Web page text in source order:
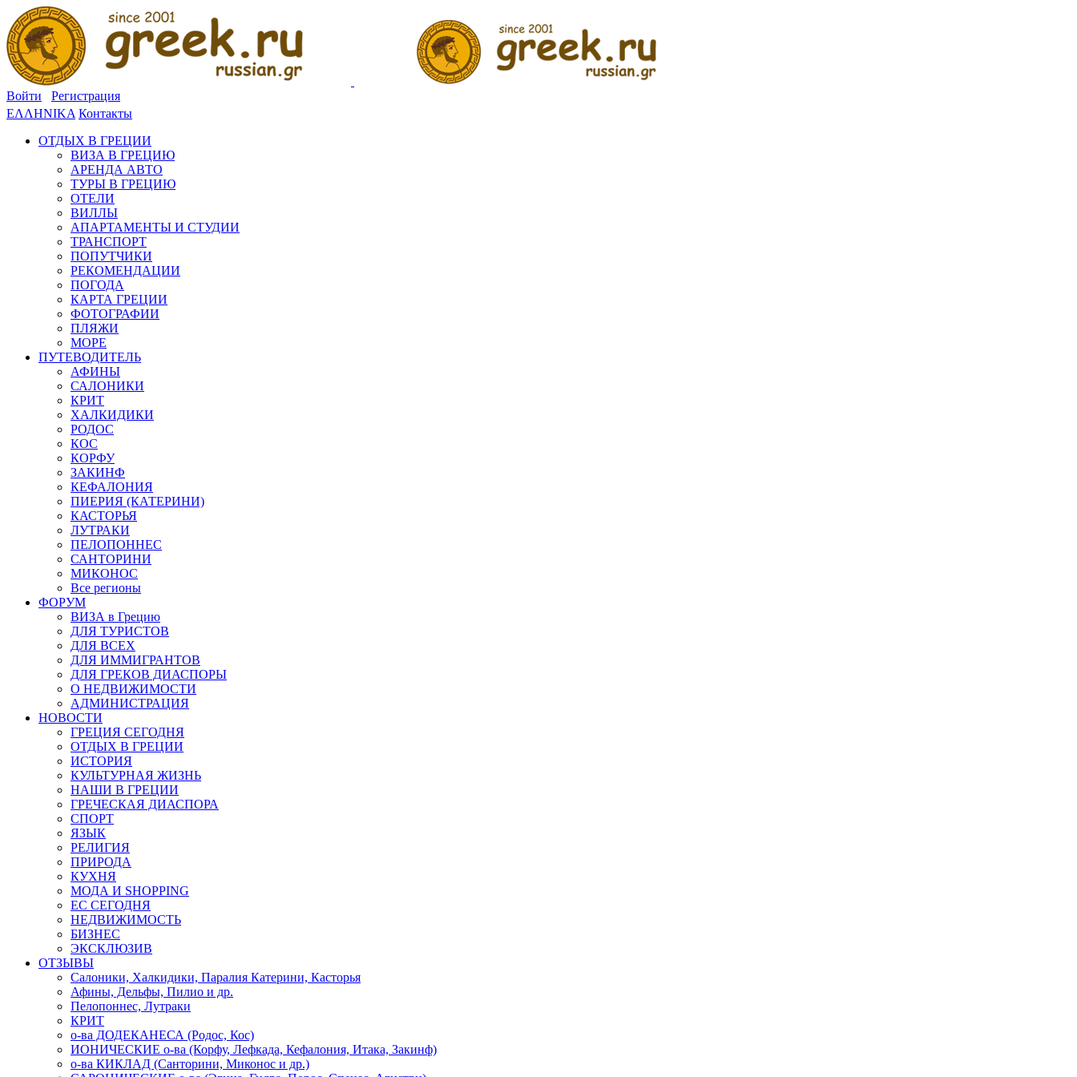
Войти
Регистрация
ΕΛΛΗΝΙΚΑ Контакты
ОТДЫХ В ГРЕЦИИ
ВИЗА В ГРЕЦИЮ
АРЕНДА АВТО
ТУРЫ В ГРЕЦИЮ
ОТЕЛИ
ВИЛЛЫ
АПАРТАМЕНТЫ И СТУДИИ
ТРАНСПОРТ
ПОПУТЧИКИ
РЕКОМЕНДАЦИИ
ПОГОДА
КАРТА ГРЕЦИИ
ФОТОГРАФИИ
ПЛЯЖИ
МОРЕ
ПУТЕВОДИТЕЛЬ
АФИНЫ
САЛОНИКИ
КРИТ
ХАЛКИДИКИ
РОДОС
КОС
КОРФУ
ЗАКИНФ
КЕФАЛОНИЯ
ПИЕРИЯ (КАТЕРИНИ)
КАСТОРЬЯ
ЛУТРАКИ
ПЕЛОПОННЕС
САНТОРИНИ
МИКОНОС
Все регионы
ФОРУМ
ВИЗА в Грецию
ДЛЯ ТУРИСТОВ
ДЛЯ ВСЕХ
ДЛЯ ИММИГРАНТОВ
ДЛЯ ГРЕКОВ ДИАСПОРЫ
О НЕДВИЖИМОСТИ
АДМИНИСТРАЦИЯ
НОВОСТИ
ГРЕЦИЯ СЕГОДНЯ
ОТДЫХ В ГРЕЦИИ
ИСТОРИЯ
КУЛЬТУРНАЯ ЖИЗНЬ
НАШИ В ГРЕЦИИ
ГРЕЧЕСКАЯ ДИАСПОРА
СПОРТ
ЯЗЫК
РЕЛИГИЯ
ПРИРОДА
КУХНЯ
МОДА И SHOPPING
ЕС СЕГОДНЯ
НЕДВИЖИМОСТЬ
БИЗНЕС
ЭКСКЛЮЗИВ
ОТЗЫВЫ
Салоники, Халкидики, Паралия Катерини, Касторья
Афины, Дельфы, Пилио и др.
Пелопоннес, Лутраки
КРИТ
о-ва ДОДЕКАНЕСА (Родос, Кос)
ИОНИЧЕСКИЕ о-ва (Корфу, Лефкада, Кефалония, Итака, Закинф)
о-ва КИКЛАД (Санторини, Миконос и др.)